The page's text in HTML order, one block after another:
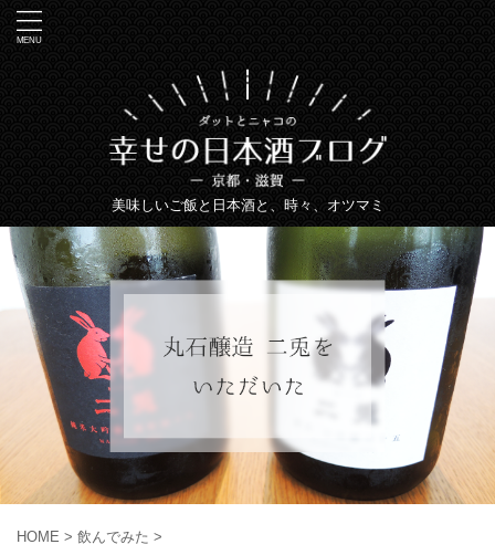
美味しいご飯と日本酒と、時々、オツマミ
HOME > 飲んでみた >